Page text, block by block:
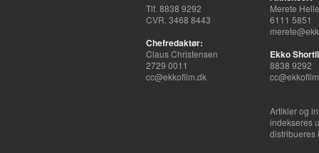
Tlf. 8838 9292
CVR. 3468 8443
Chefredaktør:
Claus Christensen
2729 0011
cc@ekkofilm.dk
Merete
6111 5851
Ekko
8838 9292
Artikler og
indekseres
distribueres